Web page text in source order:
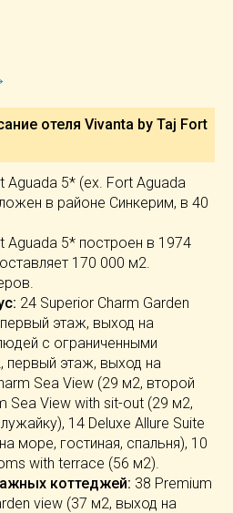
отеля Vivanta by Taj Fort
Aguada 5* (ex. Fort Aguada
в районе Синкерим, в 40
Aguada 5* построен в 1974
170 000 м2.
24 Superior Charm Garden
этаж, выход на
с ограниченными
этаж, выход на
Sea View (29 м2, второй
Sea View with sit-out (29 м2,
14 Deluxe Allure Suite
море, гостиная, спальня), 10
with terrace (56 м2).
коттеджей: 38 Premium
view (37 м2, выход на